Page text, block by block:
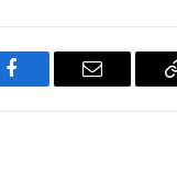
Facebook Email